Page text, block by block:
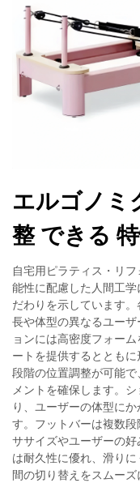
エルゴノミ
整 できる
自宅用ピラティス・リ
能性に配慮した人間工
だわりを示しています
長や体型の異なるユー
ョンには高密度フォー
ートを提供するととも
段階の位置調整が可能
メントを確保します。
り、ユーザーの体型に
す。フットバーは複数
ササイズやユーザーの
は耐久性に優れ、滑り
間の切り替えをスムー